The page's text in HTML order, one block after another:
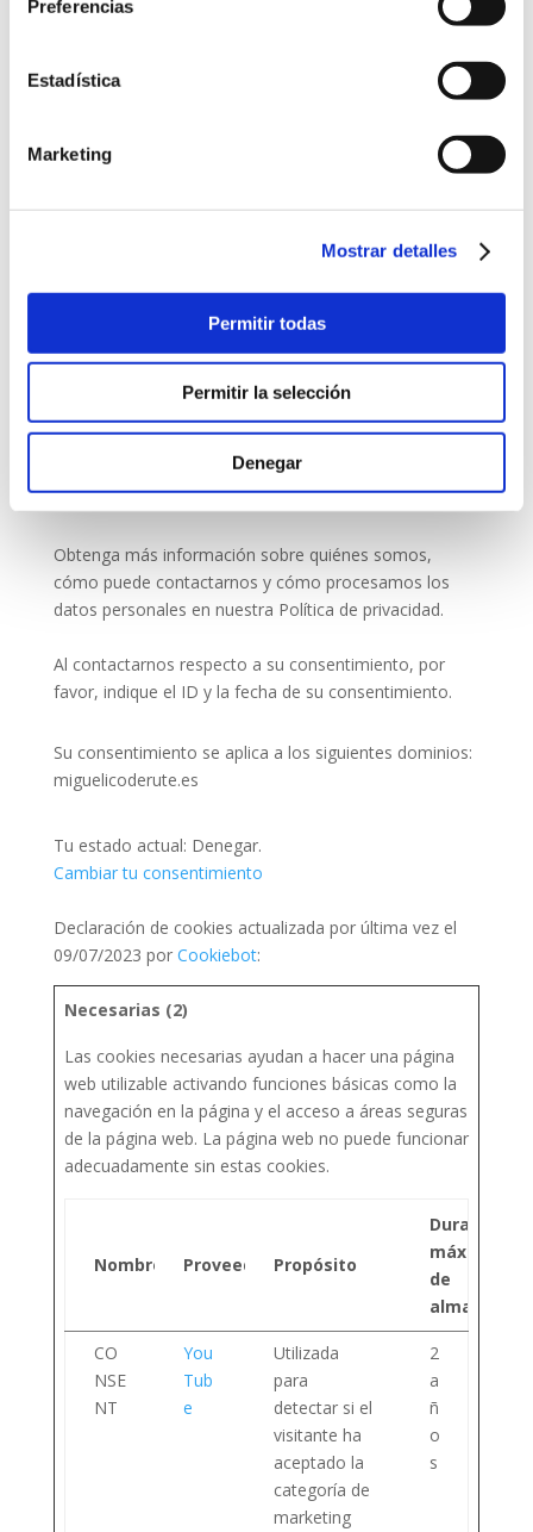
Preferencias
Estadística
Marketing
Mostrar detalles
Permitir todas
Permitir la selección
Denegar
Las cookies son pequeños archivos de texto que las
experiencia del usuario.
funcionamiento de esta página. Para todos los demás
Esta página utiliza tipos diferentes de cookies. Algunas
cookies son colocadas por servicios de terceros que
aparecen en nuestras páginas.
consentimiento desde la Declaración de cookies en
nuestro sitio web.
Obtenga más información sobre quiénes somos,
cómo puede contactarnos y cómo procesamos los
datos personales en nuestra Política de privacidad.
Al contactarnos respecto a su consentimiento, por
favor, indique el ID y la fecha de su consentimiento.
Su consentimiento se aplica a los siguientes dominios:
miguelicoderute.es
Tu estado actual: Denegar.
Cambiar tu consentimiento
Declaración de cookies actualizada por última vez el
09/07/2023 por Cookiebot:
Necesarias (2)
Las cookies necesarias ayudan a hacer una página
web utilizable activando funciones básicas como la
navegación en la página y el acceso a áreas seguras
de la página web. La página web no puede funcionar
adecuadamente sin estas cookies.
Nombre Proveedor Propósito
Duración
máxima
de
CO
NSE
NT
You
Tub
e
Utilizada
para
detectar si el
visitante ha
aceptado la
categoría de
marketing
2
a
ñ
o
s